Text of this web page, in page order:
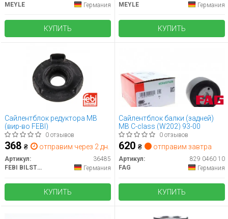
MEYLE
Германия
КУПИТЬ
MEYLE
Германия
КУПИТЬ
Сайлентблок редуктора MB
(вир-во FEBI)
0 отзывов
368 ₴ отправим через 2 дн.
Артикул:
36485
FEBI BILSTEIN
Германия
КУПИТЬ
Сайлентблок балки (задней)
MB C-class (W202) 93-00
0 отзывов
620 ₴ отправим завтра
Артикул:
829 0460 10
FAG
Германия
КУПИТЬ